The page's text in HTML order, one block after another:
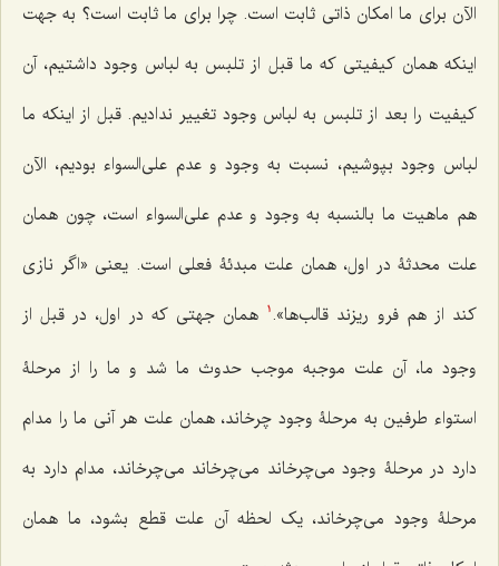
الآن براى ما امکان ذاتى ثابت است. چرا برای ما ثابت است؟ به جهت
اینکه همان کیفیتى که ما قبل از تلبس به لباس وجود داشتیم، آن
کیفیت را بعد از تلبس به لباس وجود تغییر ندادیم. قبل از اینکه ما
لباس وجود بپوشیم، نسبت به وجود و عدم على‌السواء بودیم، الآن
هم ماهیت ما بالنسبه به وجود و عدم على‌السواء است، چون همان
علت محدثۀ در اول، همان علت مبدئۀ فعلى است. یعنى «اگر نازى
کند از هم فرو ریزند قالب‌ها». 1
همان جهتى‌ که در اول، در قبل از
وجود ما، آن علت موجبه موجب حدوث ما شد و ما را از مرحلۀ
استواء طرفین به مرحلۀ وجود چرخاند، همان علت هر آنى ما را مدام
دارد در مرحلۀ وجود مى‌چرخاند می‌چرخاند می‌چرخاند، مدام دارد به
مرحلۀ وجود می‌چرخاند، یک لحظه آن علت قطع بشود، ما همان